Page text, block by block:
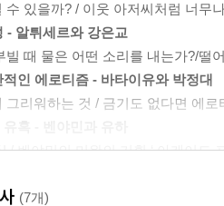
수 있을까? / 이웃 아저씨처럼 너무
- 알튀세르와 강은교
빌 때 물은 어떤 소리를 내는가?/떨
인 에로티즘 - 바타이유와 박정대
그리워하는 것 / 금기도 없다면 에
/ 벤야민의 미완의 기획,‘ 아케이드
작아지는 시인의 마음 / 유아론을
(7개)